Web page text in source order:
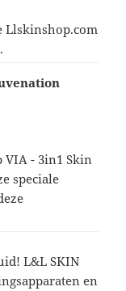
Llskinshop.com
VIA - 3in1 Skin
speciale
L&L SKIN
en